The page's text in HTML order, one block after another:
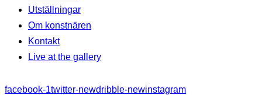
Utställningar
Om konstnären
Kontakt
Live at the gallery
facebook-1twitter-newdribble-newinstagram